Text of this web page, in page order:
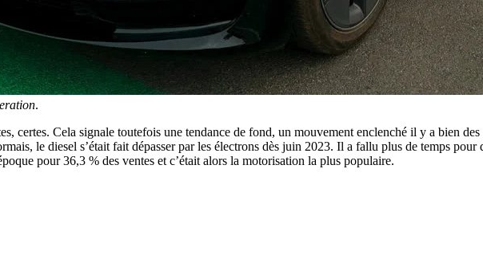
.
certes. Cela signale toutefois une tendance de fond, un mouvement enclenché il y a bien des
le diesel s’était fait dépasser par les électrons dès juin 2023. Il a fallu plus de temps
pour 36,3 % des ventes et c’était alors la motorisation la plus populaire.